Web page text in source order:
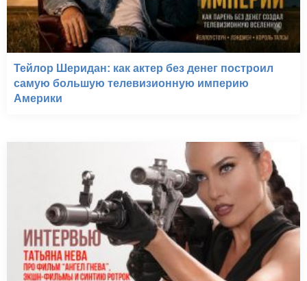
Тейлор Шеридан: как актер без денег построил
самую большую телевизионную империю
Америки